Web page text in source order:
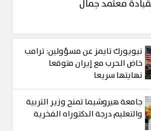
معتمد جمال
نيويورك تايمز عن مسؤولين: ترامب
خاض الحرب مع إيران متوقعا
نهايتها سريعا
جامعة هيروشيما تمنح وزير التربية
والتعليم درجة الدكتوراه الفخرية